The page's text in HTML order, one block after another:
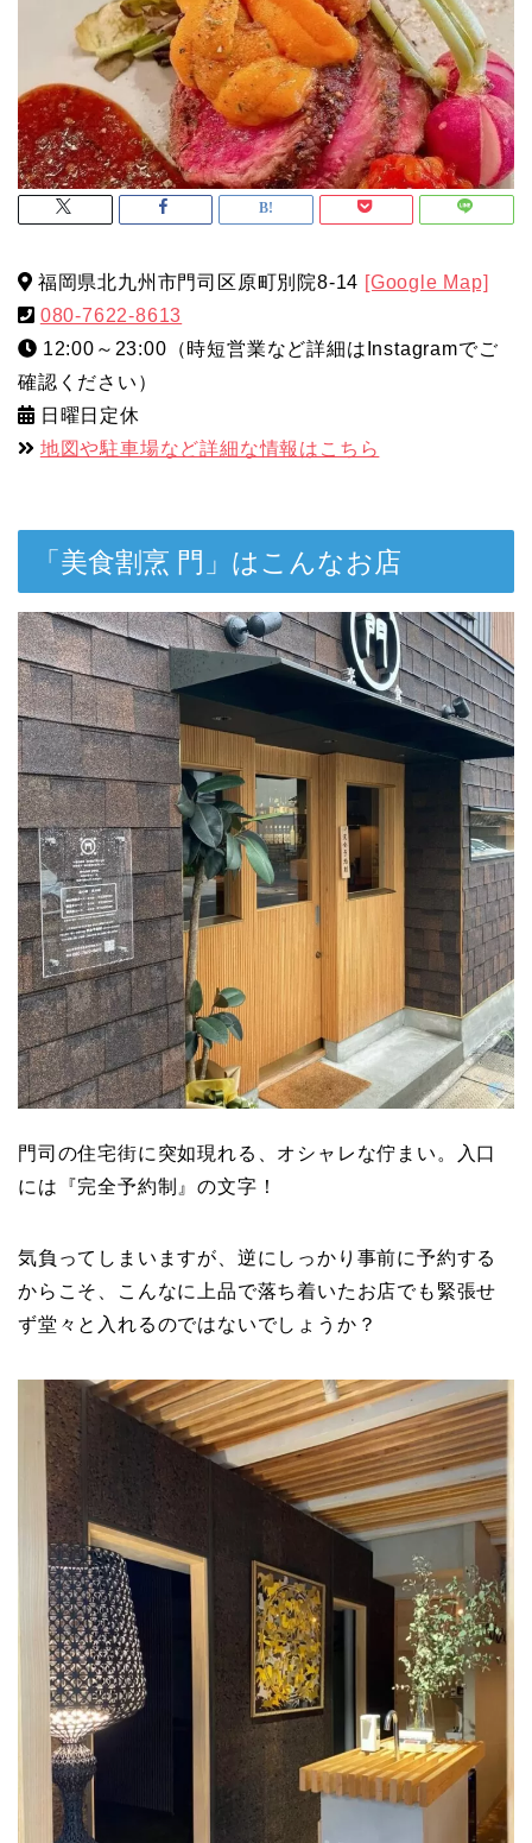
福岡県北九州市門司区原町別院8-14 [Google Map]
080-7622-8613
12:00～23:00（時短営業など詳細はInstagramでご
確認ください）
日曜日定休
地図や駐車場など詳細な情報はこちら
「美食割烹 門」はこんなお店
門司の住宅街に突如現れる、オシャレな佇まい。入口
には『完全予約制』の文字！
気負ってしまいますが、逆にしっかり事前に予約する
からこそ、こんなに上品で落ち着いたお店でも緊張せ
ず堂々と入れるのではないでしょうか？